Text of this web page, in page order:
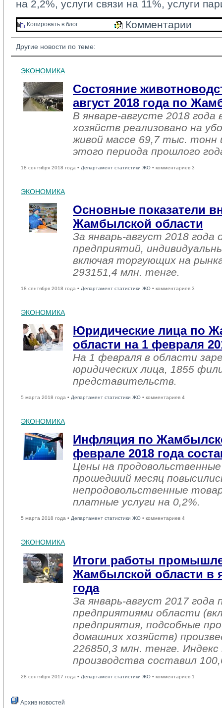
на 2,2%, услуги связи на 11%, услуги
Копировать в блог Комментарии
Другие новости по теме:
ЭКОНОМИКА
Состояние
август 2018 года по
В январе-августе 2018 года
хозяйств реализовано на
живой массе 69,7 тыс. тонн
этого периода прошлого
18 сентября 2018 года • Департамент статистики ЖО • комментариев 3
ЭКОНОМИКА
Основные показатели
Жамбылской области
За январь-август 2018
предприятий,
включая торгующих на
293151,4 млн. тенге.
18 сентября 2018 года • Департамент статистики ЖО • комментариев 3
ЭКОНОМИКА
Юридические лица по
области на 1 февраля
На 1 февраля в области
юридических лица, 1855
представительств.
5 марта 2018 года • Департамент статистики ЖО • комментариев 4
ЭКОНОМИКА
Инфляция по
феврале 2018 года
Цены на
прошедший месяц
непродовольственные
платные услуги на 0,2%.
5 марта 2018 года • Департамент статистики ЖО • комментариев 4
ЭКОНОМИКА
Итоги работы
Жамбылской области в
года
За январь-август 2017
предприятиями области
предприятия, подсобные
домашних хозяйств)
226850,3 млн. тенге.
производства составил
28 сентября 2017 года • Департамент статистики ЖО • комментариев 1
Архив новостей